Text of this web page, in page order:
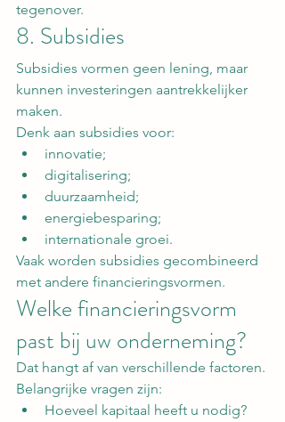
tegenover.
8. Subsidies
Subsidies vormen geen lening, maar
kunnen investeringen aantrekkelijker
maken.
Denk aan subsidies voor:
innovatie;
digitalisering;
duurzaamheid;
energiebesparing;
internationale groei.
Vaak worden subsidies gecombineerd
met andere financieringsvormen.
Welke financieringsvorm
past bij uw onderneming?
Dat hangt af van verschillende factoren.
Belangrijke vragen zijn:
Hoeveel kapitaal heeft u nodig?